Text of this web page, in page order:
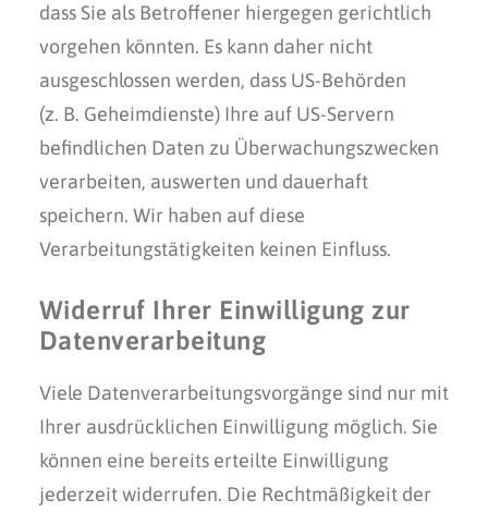
dass Sie als Betroffener hiergegen gerichtlich
vorgehen könnten. Es kann daher nicht
ausgeschlossen werden, dass US-Behörden
(z. B. Geheimdienste) Ihre auf US-Servern
befindlichen Daten zu Überwachungszwecken
verarbeiten, auswerten und dauerhaft
speichern. Wir haben auf diese
Verarbeitungstätigkeiten keinen Einfluss.
Widerruf Ihrer Einwilligung zur
Datenverarbeitung
Viele Datenverarbeitungsvorgänge sind nur mit
Ihrer ausdrücklichen Einwilligung möglich. Sie
können eine bereits erteilte Einwilligung
jederzeit widerrufen. Die Rechtmäßigkeit der